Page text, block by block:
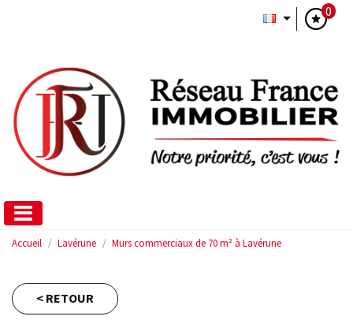
0
Accueil Lavérune Murs commerciaux de 70 m² à Lavérune
< RETOUR